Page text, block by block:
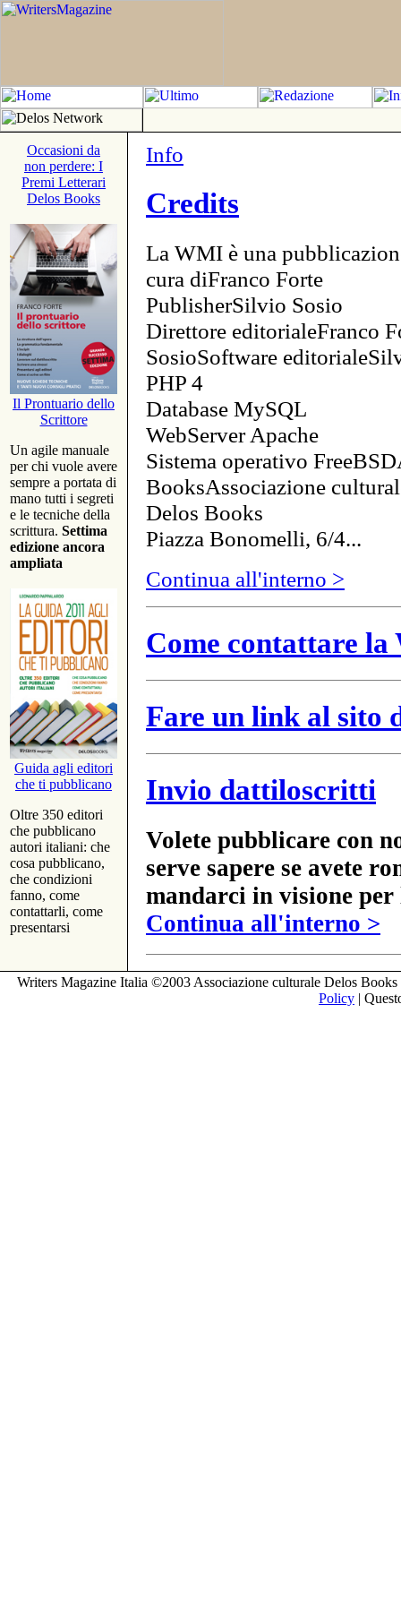
Occasioni da
non perdere: I
Premi Letterari
Delos Books
Il Prontuario dello
Scrittore
Un agile manuale
per chi vuole avere
sempre a portata di
mano tutti i segreti
e le tecniche della
scrittura. Settima
edizione ancora
ampliata
Guida agli editori
che ti pubblicano
Oltre 350 editori
che pubblicano
autori italiani: che
cosa pubblicano,
che condizioni
fanno, come
contattarli, come
presentarsi
Info
Credits
La WMI è una
cura diFranco Forte
PublisherSilvio Sosio
Direttore editorialeFranco
SosioSoftware
PHP 4
Database MySQL
WebServer Apache
Sistema operativo
BooksAssociazione
Delos Books
Piazza Bonomelli, 6/4...
Continua all'interno >
Come contattare
Fare un link al sito
Invio dattiloscritti
Volete pubblicare con
serve sapere se avete
mandarci in visione
Continua all'interno >
Writers Magazine Italia ©2003 Associazione culturale Delos
Policy |